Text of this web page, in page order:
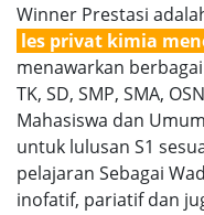
Winner Prestasi
les privat kimia
menawarkan
TK, SD, SMP, SMA,
Mahasiswa dan
untuk lulusan S1
pelajaran Sebagai
inofatif, pariatif dan